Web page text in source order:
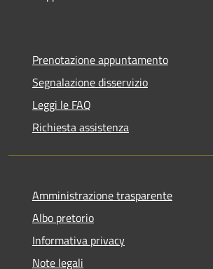
Prenotazione appuntamento
Segnalazione disservizio
Leggi le FAQ
Richiesta assistenza
Amministrazione trasparente
Albo pretorio
Informativa privacy
Note legali